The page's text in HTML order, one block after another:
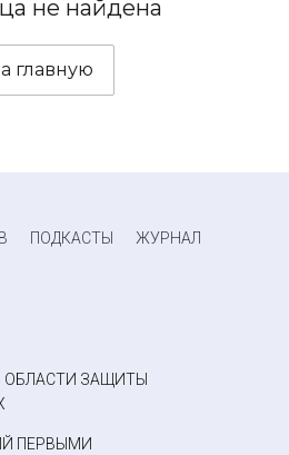
не найдена
главную
ПОДКАСТЫ ЖУРНАЛ
ЗАЩИТЫ
ПЕРВЫМИ